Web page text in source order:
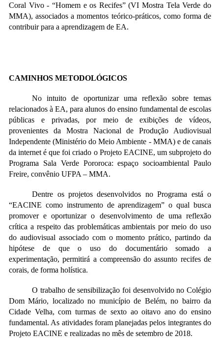
Coral Vivo - “Homem e os Recifes” (VI Mostra Tela Verde do
MMA), associados a momentos teórico-práticos, como forma de
contribuir para a aprendizagem de EA.
CAMINHOS METODOLÓGICOS
No intuito de oportunizar uma reflexão sobre temas
relacionados à EA, para alunos doensino fundamental de escolas
públicas e privadas, por meio de exibições de vídeos,
provenientes da Mostra Nacional de Produção Audiovisual
Independente (Ministério do Meio Ambiente - MMA) e de canais
da internet é que foi criado o Projeto EACINE, um subprojeto do
Programa Sala Verde Pororoca: espaço socioambiental Paulo
Freire, convênio UFPA – MMA.
Dentre os projetos desenvolvidos no Programa está o
“EACINE como instrumento de aprendizagem” o qual busca
promover e oportunizar o desenvolvimento de uma reflexão
crítica a respeito das problemáticas ambientais por meio do uso
do audiovisual associado com o momento prático, partindo da
hipótese de que o uso do documentário somado a
experimentação, permitirá a compreensão do assunto recifes de
corais, de forma holística.
O trabalho de sensibilização foi desenvolvido no Colégio
Dom Mário, localizado no município de Belém, no bairro da
Cidade Velha, com turmas de sexto ao oitavo ano do ensino
fundamental. As atividades foram planejadas pelos integrantes do
Projeto EACINE e realizadas no mês de setembro de 2018.